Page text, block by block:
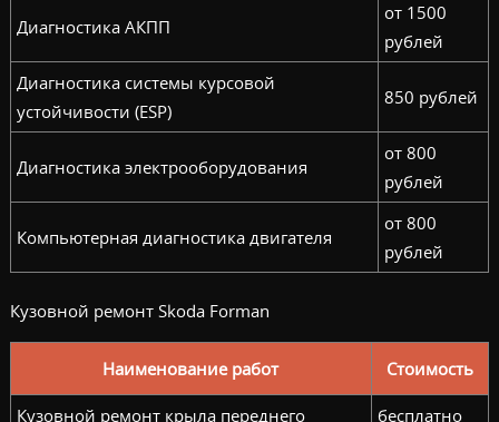
Диагностика АКПП
от 1500
рублей
Диагностика системы курсовой
устойчивости (ESP)
850 рублей
Диагностика электрооборудования
от 800
рублей
Компьютерная диагностика двигателя
от 800
рублей
Кузовной ремонт Skoda Forman
Наименование работ Стоимость
Кузовной ремонт крыла переднего
бесплатно